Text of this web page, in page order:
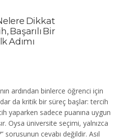
Dikkat
Başarılı Bir
Adımı
ardından binlerce öğrenci için
da kritik bir süreç başlar: tercih
yaparken sadece puanına uygun
Oysa üniversite seçimi, yalnızca
sorusunun cevabı değildir. Asıl